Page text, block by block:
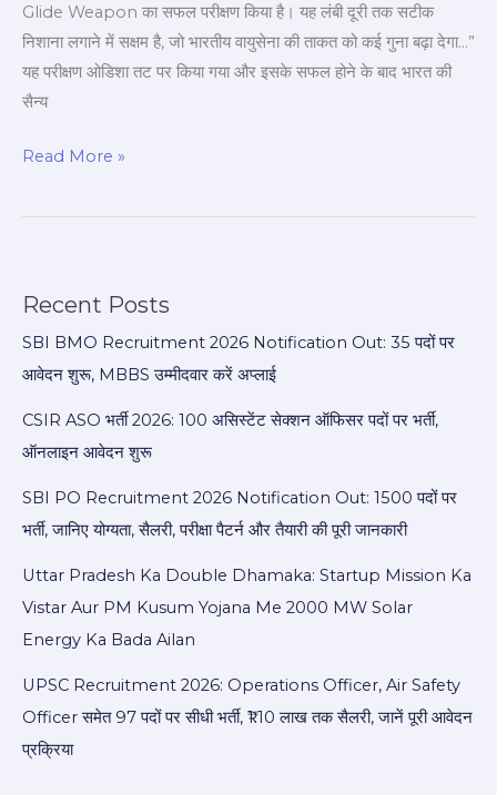
Glide Weapon का सफल परीक्षण किया है। यह लंबी दूरी तक सटीक
निशाना लगाने में सक्षम है, जो भारतीय वायुसेना की ताकत को कई गुना बढ़ा देगा…”
यह परीक्षण ओडिशा तट पर किया गया और इसके सफल होने के बाद भारत की
सैन्य
Read More »
Recent Posts
SBI BMO Recruitment 2026 Notification Out: 35 पदों पर
आवेदन शुरू, MBBS उम्मीदवार करें अप्लाई
CSIR ASO भर्ती 2026: 100 असिस्टेंट सेक्शन ऑफिसर पदों पर भर्ती,
ऑनलाइन आवेदन शुरू
SBI PO Recruitment 2026 Notification Out: 1500 पदों पर
भर्ती, जानिए योग्यता, सैलरी, परीक्षा पैटर्न और तैयारी की पूरी जानकारी
Uttar Pradesh Ka Double Dhamaka: Startup Mission Ka
Vistar Aur PM Kusum Yojana Me 2000 MW Solar
Energy Ka Bada Ailan
UPSC Recruitment 2026: Operations Officer, Air Safety
Officer समेत 97 पदों पर सीधी भर्ती, ₹1.10 लाख तक सैलरी, जानें पूरी आवेदन
प्रक्रिया